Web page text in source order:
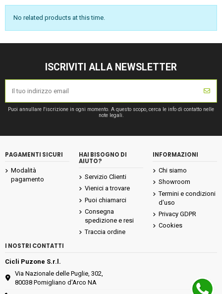
No related products at this time.
ISCRIVITI ALLA NEWSLETTER
Puoi annullare l'iscrizione in ogni momento. A questo scopo, cerca le info di contatto nelle
note legali.
PAGAMENTI SICURI
Modalità
pagamento
HAI BISOGNO DI
AIUTO?
Servizio Clienti
Vienici a trovare
Puoi chiamarci
Consegna
spedizione e resi
Traccia ordine
INFORMAZIONI
Chi siamo
Showroom
Termini e condizioni
d'uso
Privacy GDPR
Cookies
I NOSTRI CONTATTI
Cicli Puzone S.r.l.
Via Nazionale delle Puglie, 302,
80038 Pomigliano d'Arco NA